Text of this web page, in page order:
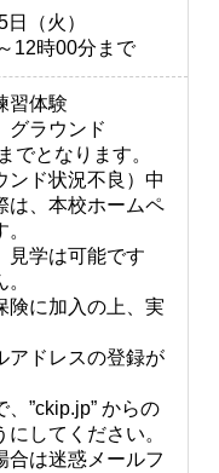
（火）
12時00分まで
練習体験
ラウンド
でとなります。
ド状況不良）中
は、本校ホームペ
見学は可能です
に加入の上、実
アドレスの登録が
”ckip.jp” からの
してください。
は迷惑メールフ